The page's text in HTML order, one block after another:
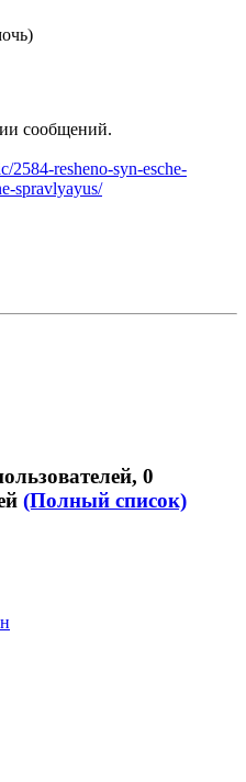
сообщений.
2584-resheno-syn-esche-
spravlyayus/
, 0
(Полный список)